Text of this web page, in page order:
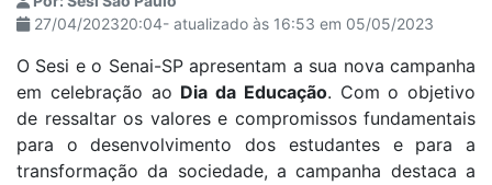
27/04/202320:04- atualizado às 16:53 em 05/05/2023
O Sesi e o Senai-SP apresentam a sua nova campanha
em celebração ao Dia da Educação. Com o objetivo
de ressaltar os valores e compromissos fundamentais
para o desenvolvimento dos estudantes e para a
transformação da sociedade, a campanha destaca a